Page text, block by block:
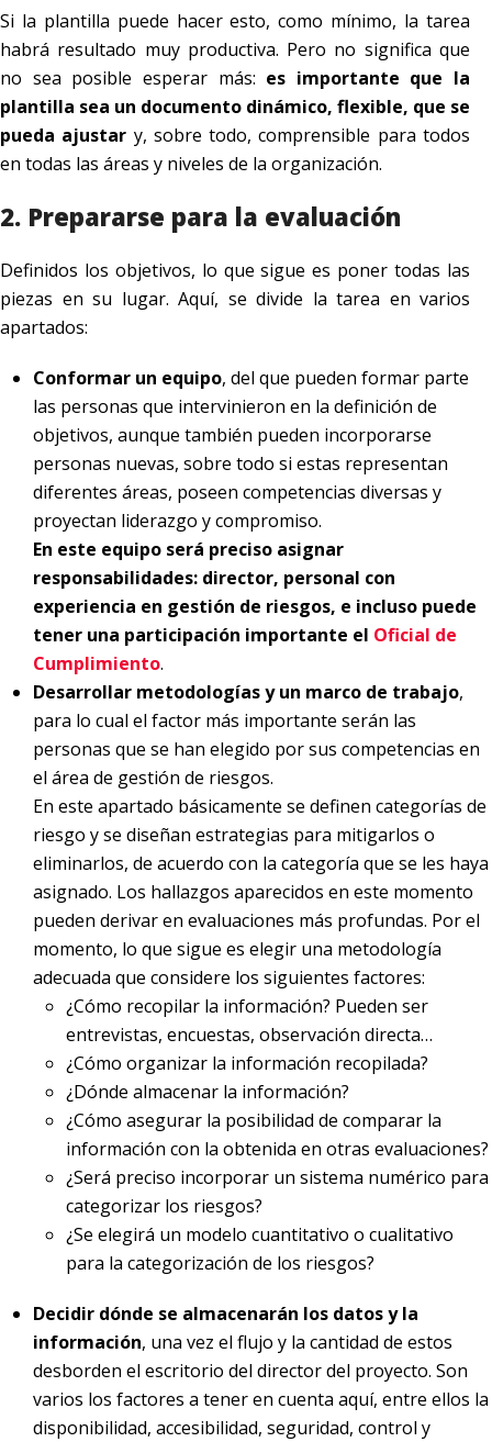
Si la plantilla puede hacer esto, como mínimo, la tarea
habrá resultado muy productiva. Pero no significa que
no sea posible esperar más: es importante que la
plantilla sea un documento dinámico, flexible, que se
pueda ajustar y, sobre todo, comprensible para todos
en todas las áreas y niveles de la organización.
2. Prepararse para la evaluación
Definidos los objetivos, lo que sigue es poner todas las
piezas en su lugar. Aquí, se divide la tarea en varios
apartados:
Conformar un equipo, del que pueden formar parte
las personas que intervinieron en la definición de
objetivos, aunque también pueden incorporarse
personas nuevas, sobre todo si estas representan
diferentes áreas, poseen competencias diversas y
proyectan liderazgo y compromiso.
En este equipo será preciso asignar
responsabilidades: director, personal con
experiencia en gestión de riesgos, e incluso puede
tener una participación importante el Oficial de
Cumplimiento.
Desarrollar metodologías y un marco de trabajo,
para lo cual el factor más importante serán las
personas que se han elegido por sus competencias en
el área de gestión de riesgos.
En este apartado básicamente se definen categorías de
riesgo y se diseñan estrategias para mitigarlos o
eliminarlos, de acuerdo con la categoría que se les haya
asignado. Los hallazgos aparecidos en este momento
pueden derivar en evaluaciones más profundas. Por el
momento, lo que sigue es elegir una metodología
adecuada que considere los siguientes factores:
¿Cómo recopilar la información? Pueden ser
entrevistas, encuestas, observación directa…
¿Cómo organizar la información recopilada?
¿Dónde almacenar la información?
¿Cómo asegurar la posibilidad de comparar la
información con la obtenida en otras evaluaciones?
¿Será preciso incorporar un sistema numérico para
categorizar los riesgos?
¿Se elegirá un modelo cuantitativo o cualitativo
para la categorización de los riesgos?
Decidir dónde se almacenarán los datos y la
información, una vez el flujo y la cantidad de estos
desborden el escritorio del director del proyecto. Son
varios los factores a tener en cuenta aquí, entre ellos la
disponibilidad, accesibilidad, seguridad, control y